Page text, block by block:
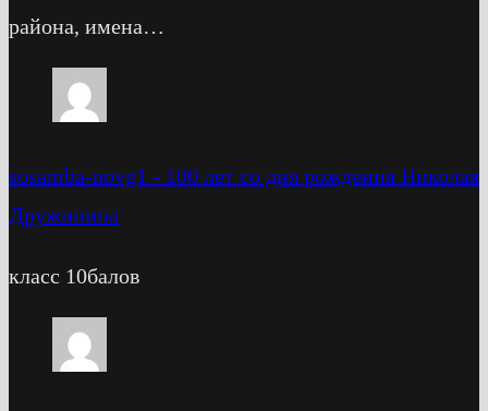
района, имена…
sosamba-novg1 - 100 лет со дня рождения Николая
Дружинина
класс 10балов